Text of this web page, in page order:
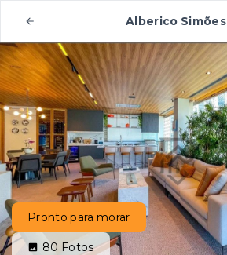
Alberico Simões
Pronto para morar
80 Fotos